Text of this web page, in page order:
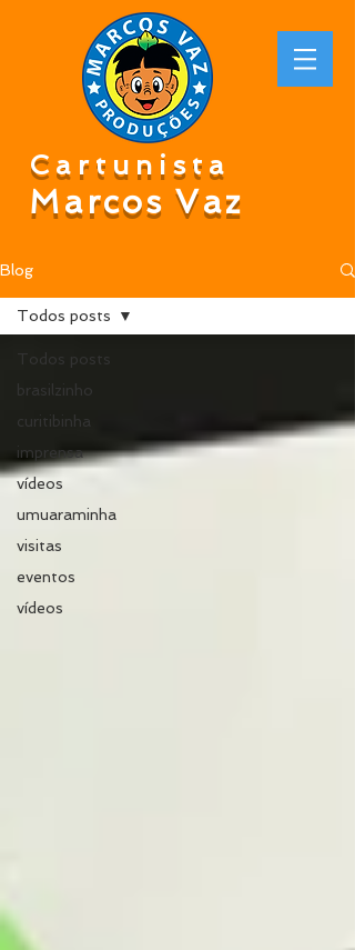
Cartunista
Marcos Vaz
Blog
Todos posts
brasilzinho
curitibinha
imprensa
vídeos
umuaraminha
visitas
eventos
vídeos
Todos posts